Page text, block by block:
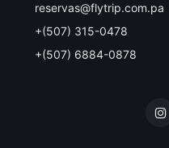
reservas@flytrip.com.pa
+(507) 315-0478
+(507) 6884-0878